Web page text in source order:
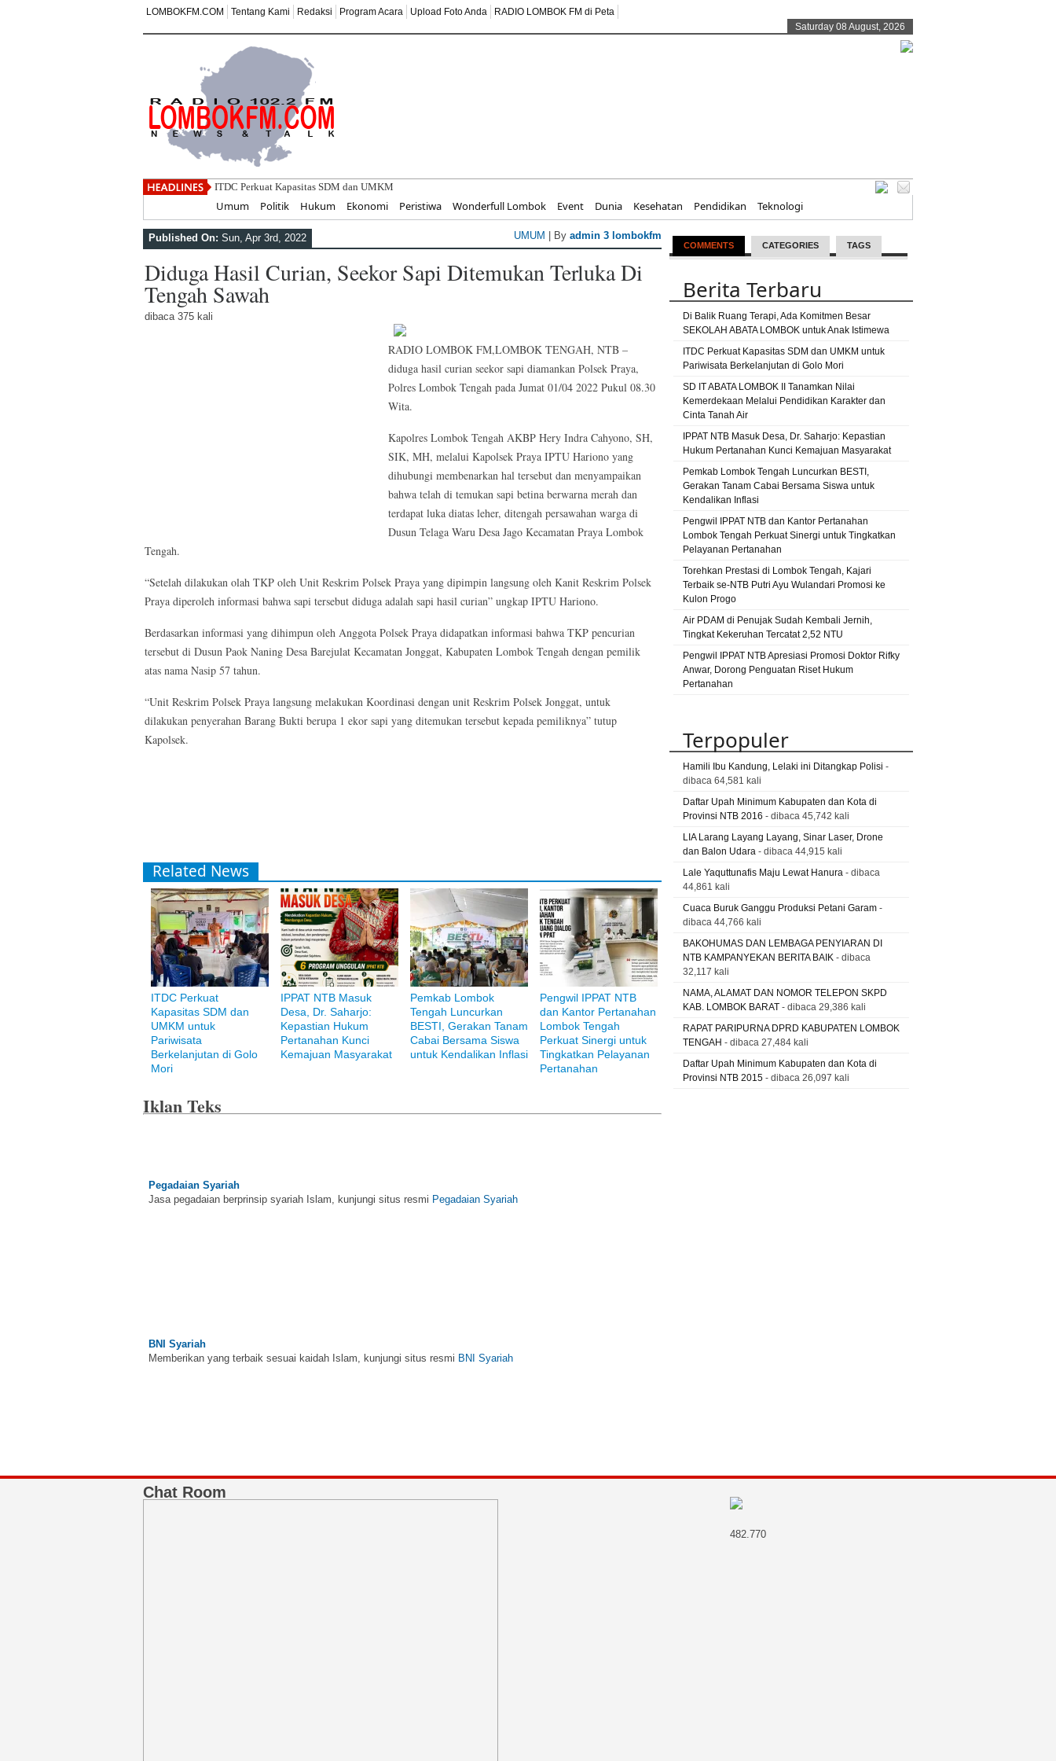
LOMBOKFM.COM Tentang Kami Redaksi Program Acara Upload Foto Anda
RADIO LOMBOK FM di Peta
Saturday 08 August, 2026
ITDC Perkuat Kapasitas SDM dan UMKM untuk Pariwisata B
Umum Politik Hukum Ekonomi Peristiwa Wonderfull Lombok Event Dunia Kesehatan Pendidikan Teknologi
Published On: Sun, Apr 3rd, 2022 UMUM | By admin 3 lombokfm
Diduga Hasil Curian, Seekor Sapi Ditemukan Terluka Di
Tengah Sawah
dibaca 375 kali
RADIO LOMBOK FM,LOMBOK TENGAH, NTB –
diduga hasil curian seekor sapi diamankan Polsek Praya,
Polres Lombok Tengah pada Jumat 01/04 2022 Pukul 08.30
Wita.
Kapolres Lombok Tengah AKBP Hery Indra Cahyono, SH,
SIK, MH, melalui Kapolsek Praya IPTU Hariono yang
dihubungi membenarkan hal tersebut dan menyampaikan
bahwa telah di temukan sapi betina berwarna merah dan
terdapat luka diatas leher, ditengah persawahan warga di
Dusun Telaga Waru Desa Jago Kecamatan Praya Lombok
Tengah.
“Setelah dilakukan olah TKP oleh Unit Reskrim Polsek Praya yang dipimpin langsung oleh Kanit Reskrim Polsek
Praya diperoleh informasi bahwa sapi tersebut diduga adalah sapi hasil curian” ungkap IPTU Hariono.
Berdasarkan informasi yang dihimpun oleh Anggota Polsek Praya didapatkan informasi bahwa TKP pencurian
tersebut di Dusun Paok Naning Desa Barejulat Kecamatan Jonggat, Kabupaten Lombok Tengah dengan pemilik
atas nama Nasip 57 tahun.
“Unit Reskrim Polsek Praya langsung melakukan Koordinasi dengan unit Reskrim Polsek Jonggat, untuk
dilakukan penyerahan Barang Bukti berupa 1 ekor sapi yang ditemukan tersebut kepada pemiliknya” tutup
Kapolsek.
Related News
ITDC Perkuat
Kapasitas SDM dan
UMKM untuk
Pariwisata
Berkelanjutan di Golo
Mori
IPPAT NTB Masuk
Desa, Dr. Saharjo:
Kepastian Hukum
Pertanahan Kunci
Kemajuan Masyarakat
Pemkab Lombok
Tengah Luncurkan
BESTI, Gerakan Tanam
Cabai Bersama Siswa
untuk Kendalikan Inflasi
Pengwil IPPAT NTB
dan Kantor Pertanahan
Lombok Tengah
Perkuat Sinergi untuk
Tingkatkan Pelayanan
Pertanahan
Iklan Teks
Bank Muamalat
Raih ketenangan dengan akses yang luas di Bank Muamalat
Jasa pegadaian berprinsip syariah Islam, kunjungi situs resmi
Memberikan yang terbaik sesuai kaidah Islam, kunjungi situs resmi
COMMENTS CATEGORIES TAGS
Berita Terbaru
Di Balik Ruang Terapi, Ada Komitmen Besar
SEKOLAH ABATA LOMBOK untuk Anak Istimewa
ITDC Perkuat Kapasitas SDM dan UMKM untuk
Pariwisata Berkelanjutan di Golo Mori
SD IT ABATA LOMBOK II Tanamkan Nilai
Kemerdekaan Melalui Pendidikan Karakter dan
Cinta Tanah Air
IPPAT NTB Masuk Desa, Dr. Saharjo: Kepastian
Hukum Pertanahan Kunci Kemajuan Masyarakat
Pemkab Lombok Tengah Luncurkan BESTI,
Gerakan Tanam Cabai Bersama Siswa untuk
Kendalikan Inflasi
Pengwil IPPAT NTB dan Kantor Pertanahan
Lombok Tengah Perkuat Sinergi untuk Tingkatkan
Pelayanan Pertanahan
Torehkan Prestasi di Lombok Tengah, Kajari
Terbaik se-NTB Putri Ayu Wulandari Promosi ke
Kulon Progo
Air PDAM di Penujak Sudah Kembali Jernih,
Tingkat Kekeruhan Tercatat 2,52 NTU
Pengwil IPPAT NTB Apresiasi Promosi Doktor Rifky
Anwar, Dorong Penguatan Riset Hukum
Pertanahan
Terpopuler
Hamili Ibu Kandung, Lelaki ini Ditangkap Polisi -
dibaca 64,581 kali
Daftar Upah Minimum Kabupaten dan Kota di
Provinsi NTB 2016 - dibaca 45,742 kali
LIA Larang Layang Layang, Sinar Laser, Drone
dan Balon Udara - dibaca 44,915 kali
Lale Yaquttunafis Maju Lewat Hanura - dibaca
44,861 kali
Cuaca Buruk Ganggu Produksi Petani Garam -
dibaca 44,766 kali
BAKOHUMAS DAN LEMBAGA PENYIARAN DI
NTB KAMPANYEKAN BERITA BAIK - dibaca
32,117 kali
NAMA, ALAMAT DAN NOMOR TELEPON SKPD
KAB. LOMBOK BARAT - dibaca 29,386 kali
RAPAT PARIPURNA DPRD KABUPATEN LOMBOK
TENGAH - dibaca 27,484 kali
Daftar Upah Minimum Kabupaten dan Kota di
Provinsi NTB 2015 - dibaca 26,097 kali
Chat Room
482.770